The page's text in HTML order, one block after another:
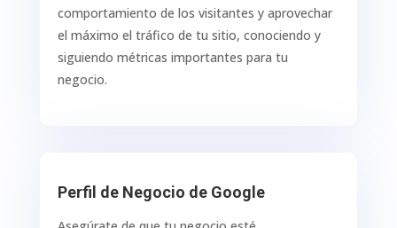
comportamiento de los visitantes y aprovechar
el máximo el tráfico de tu sitio, conociendo y
siguiendo métricas importantes para tu
negocio.
Perfil de Negocio de Google